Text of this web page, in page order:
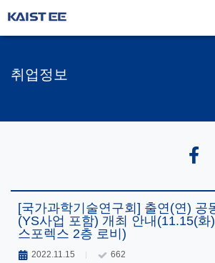
취업정보
[국가과학기술연구회] 출연(연) 공
(YS사업 포함) 개최 안내(11.15(화
스포렉스 2층 로비)
2022.11.15 662